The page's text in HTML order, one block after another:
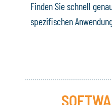
Finden Sie schnell
spezifischen